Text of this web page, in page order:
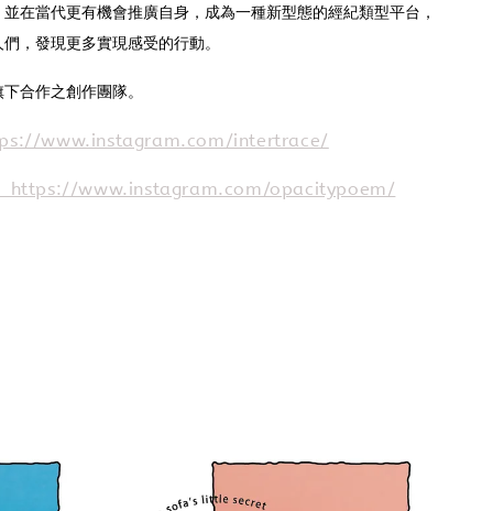
在當代更有機會推廣自身，成為一種新型態的經紀類型平台，
，發現更多實現感受的行動。
合作之創作團隊。
www.instagram.com/intertrace/
www.instagram.com/opacitypoem/